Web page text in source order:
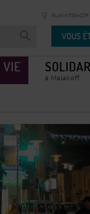
PLAN INTÉRACTIF
Vous
VOUS
VIE
à Malakoff